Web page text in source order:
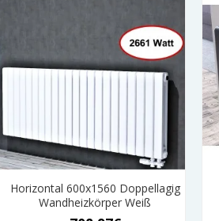
Horizontal 600x1560 Doppellagig
Wandheizkörper Weiß